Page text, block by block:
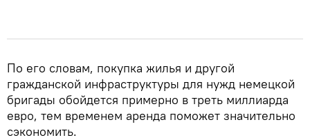
По его словам, покупка жилья и другой
гражданской инфраструктуры для нужд немецкой
бригады обойдется примерно в треть миллиарда
евро, тем временем аренда поможет значительно
сэкономить.